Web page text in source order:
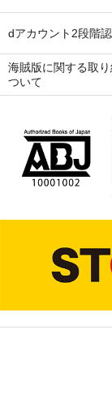
dアカウント2段階
海賊版に関する取
ついて